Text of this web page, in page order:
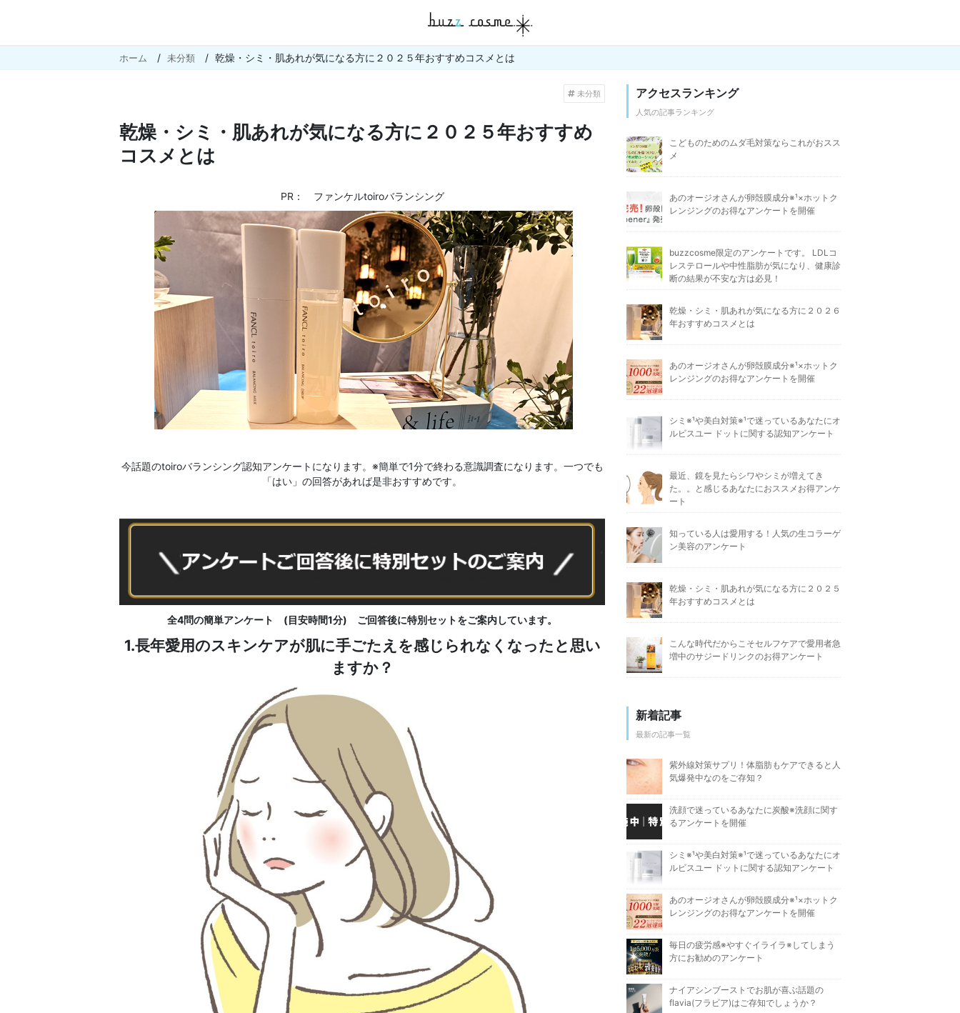
ホーム 未分類 乾燥・シミ・肌あれが気になる方に２０２５年おすすめコスメとは
未分類
乾燥・シミ・肌あれが気になる方に２０２５年おすすめ
コスメとは
PR： ファンケルtoiroバランシング
今話題のtoiroバランシング認知アンケートになります。※簡単で1分で終わる意識調査になります。一つでも
「はい」の回答があれば是非おすすめです。
全4問の簡単アンケート (目安時間1分) ご回答後に特別セットをご案内しています。
1.長年愛用のスキンケアが肌に手ごたえを感じられなくなった と思い
ますか？
アクセスランキング
人気の記事ランキング
こどものためのムダ毛対策ならこれがおスス
メ
あのオージオさんが卵殻膜成分※¹×ホットク
レンジングのお得なアンケートを開催
buzzcosme限定のアンケートです。 LDLコ
レステロールや中性脂肪が気になり、健康診
断の結果が不安な方は必見！
乾燥・シミ・肌あれが気になる方に２０２６
年おすすめコスメとは
あのオージオさんが卵殻膜成分※¹×ホットク
レンジングのお得なアンケートを開催
シミ※¹や美白対策※¹で迷っているあなたにオ
ルビスユー ドットに関する認知アンケート
最近、鏡を見たらシワやシミが増えてき
た。。と感じるあなたにおススメお得アンケ
ート
知っている人は愛用する！人気の生コラーゲ
ン美容のアンケート
乾燥・シミ・肌あれが気になる方に２０２５
年おすすめコスメとは
こんな時代だからこそセルフケアで愛用者急
増中のサジードリンクのお得アンケート
新着記事
最新の記事一覧
紫外線対策サプリ！体脂肪もケアできると人
気爆発中なのをご存知？
洗顔で迷っているあなたに炭酸※洗顔に関す
るアンケートを開催
シミ※¹や美白対策※¹で迷っているあなたにオ
ルビスユー ドットに関する認知アンケート
あのオージオさんが卵殻膜成分※¹×ホットク
レンジングのお得なアンケートを開催
毎日の疲労感※やすぐイライラ※してしまう
方にお勧めのアンケート
ナイアシンブーストでお肌が喜ぶ話題の
flavia(フラビア)はご存知でしょうか？